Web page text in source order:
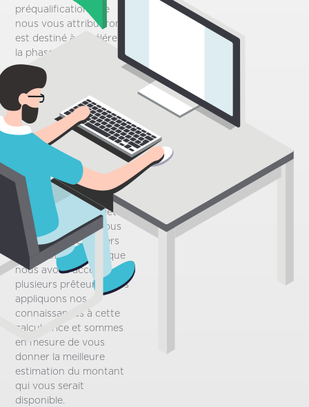
préqualification que
nous vous attribuerons
est destiné à accélérer
la phase initiale du
processus d’achat de
votre maison. Sur la
base des informations
personnelles que vous
fournirez via notre
questionnaire, cela vous
donnera simplement
une bonne idée de tout
ce que vous pouvez
vous permettre lors de
l’achat d’une propriété.
Étant donné que nous
sommes des courtiers
en hypothèques et que
nous avons accès à
plusieurs prêteurs, nous
appliquons nos
connaissances à cette
calculatrice et sommes
en mesure de vous
donner la meilleure
estimation du montant
qui vous serait
disponible.